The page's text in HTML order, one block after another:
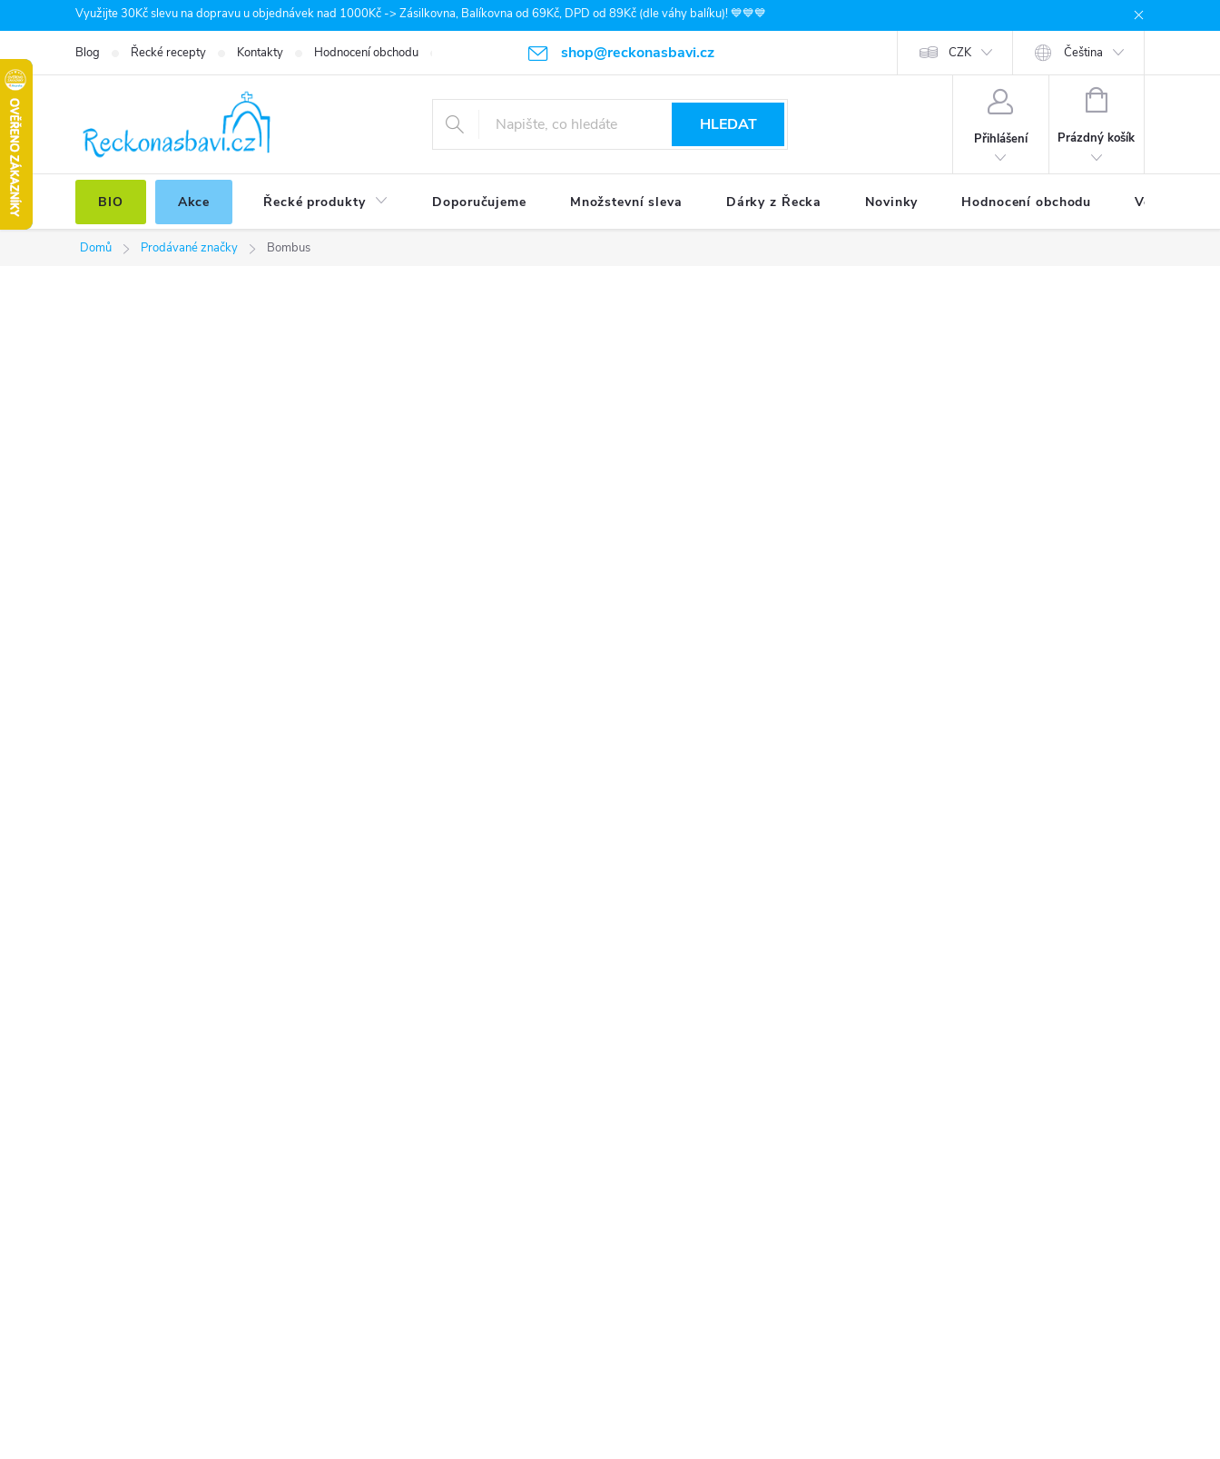
na
obsah
Využijte 30Kč slevu na dopravu u objednávek nad 1000Kč -> Zásilkovna, Balíkovna od 69Kč, DPD od 89Kč (dle váhy balíku)! 💙💙💙
shop@reckonasbavi.cz
Blog Řecké recepty Kontakty Hodnocení obchodu Podmínky ochrany osobních údajů Obchodní podmínky Provizní systém Moje objednávka
CZK Čeština
HLEDAT
Přihlášení
NÁKUPNÍ
Prázdný košík
BIO Akce Řecké produkty Doporučujeme Množstevní sleva Dárky z Řecka Novinky Hodnocení obchodu Věrnostní
Domů Prodávané značky Bombus